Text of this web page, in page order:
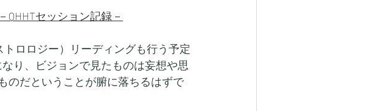
セッション記録－
ロロジー）リーディングも行う予定
り、ビジョンで見たものは妄想や思
のだということが腑に落ちるはずで